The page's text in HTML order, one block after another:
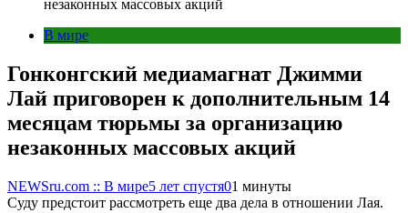
незаконных массовых акций
В мире
Гонконгский медиамагнат Джимми
Лай приговорен к дополнительным 14
месяцам тюрьмы за организацию
незаконных массовых акций
NEWSru.com :: В мире5 лет спустя01 минуты
Суду предстоит рассмотреть еще два дела в отношении Лая.